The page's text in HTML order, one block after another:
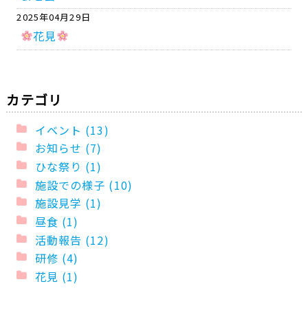
2025年04月29日
花見
カテゴリ
イベント (13)
お知らせ (7)
ひな祭り (1)
施設での様子 (10)
施設見学 (1)
昼食 (1)
活動報告 (12)
研修 (4)
花見 (1)